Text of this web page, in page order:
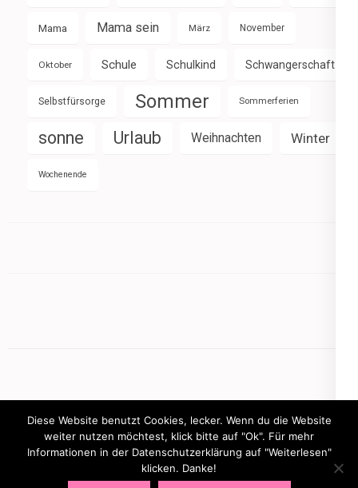
Mama Mama sein März November
Oktober Schule Schulkind Schwangerschaft
Selbstfürsorge Sommer Sommerferien
sonne Urlaub Weihnachten Winter
Wochenende
mamasbusiness.de
Diese Website benutzt Cookies, lecker. Wenn du die Website
weiter nutzen möchtest, klick bitte auf "Ok". Für mehr
Informationen in der Datenschutzerklärung auf "Weiterlesen"
klicken. Danke!